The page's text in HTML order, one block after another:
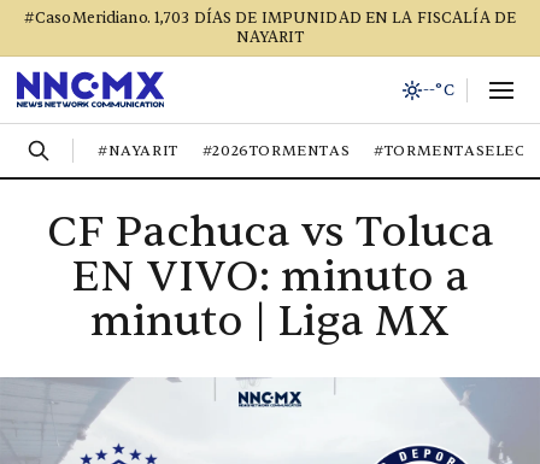
#CasoMeridiano. 1,703 DÍAS DE IMPUNIDAD EN LA FISCALÍA DE
NAYARIT
--°C
#NAYARIT #2026TORMENTAS
CF Pachuca vs Toluca
EN VIVO: minuto a
minuto | Liga MX